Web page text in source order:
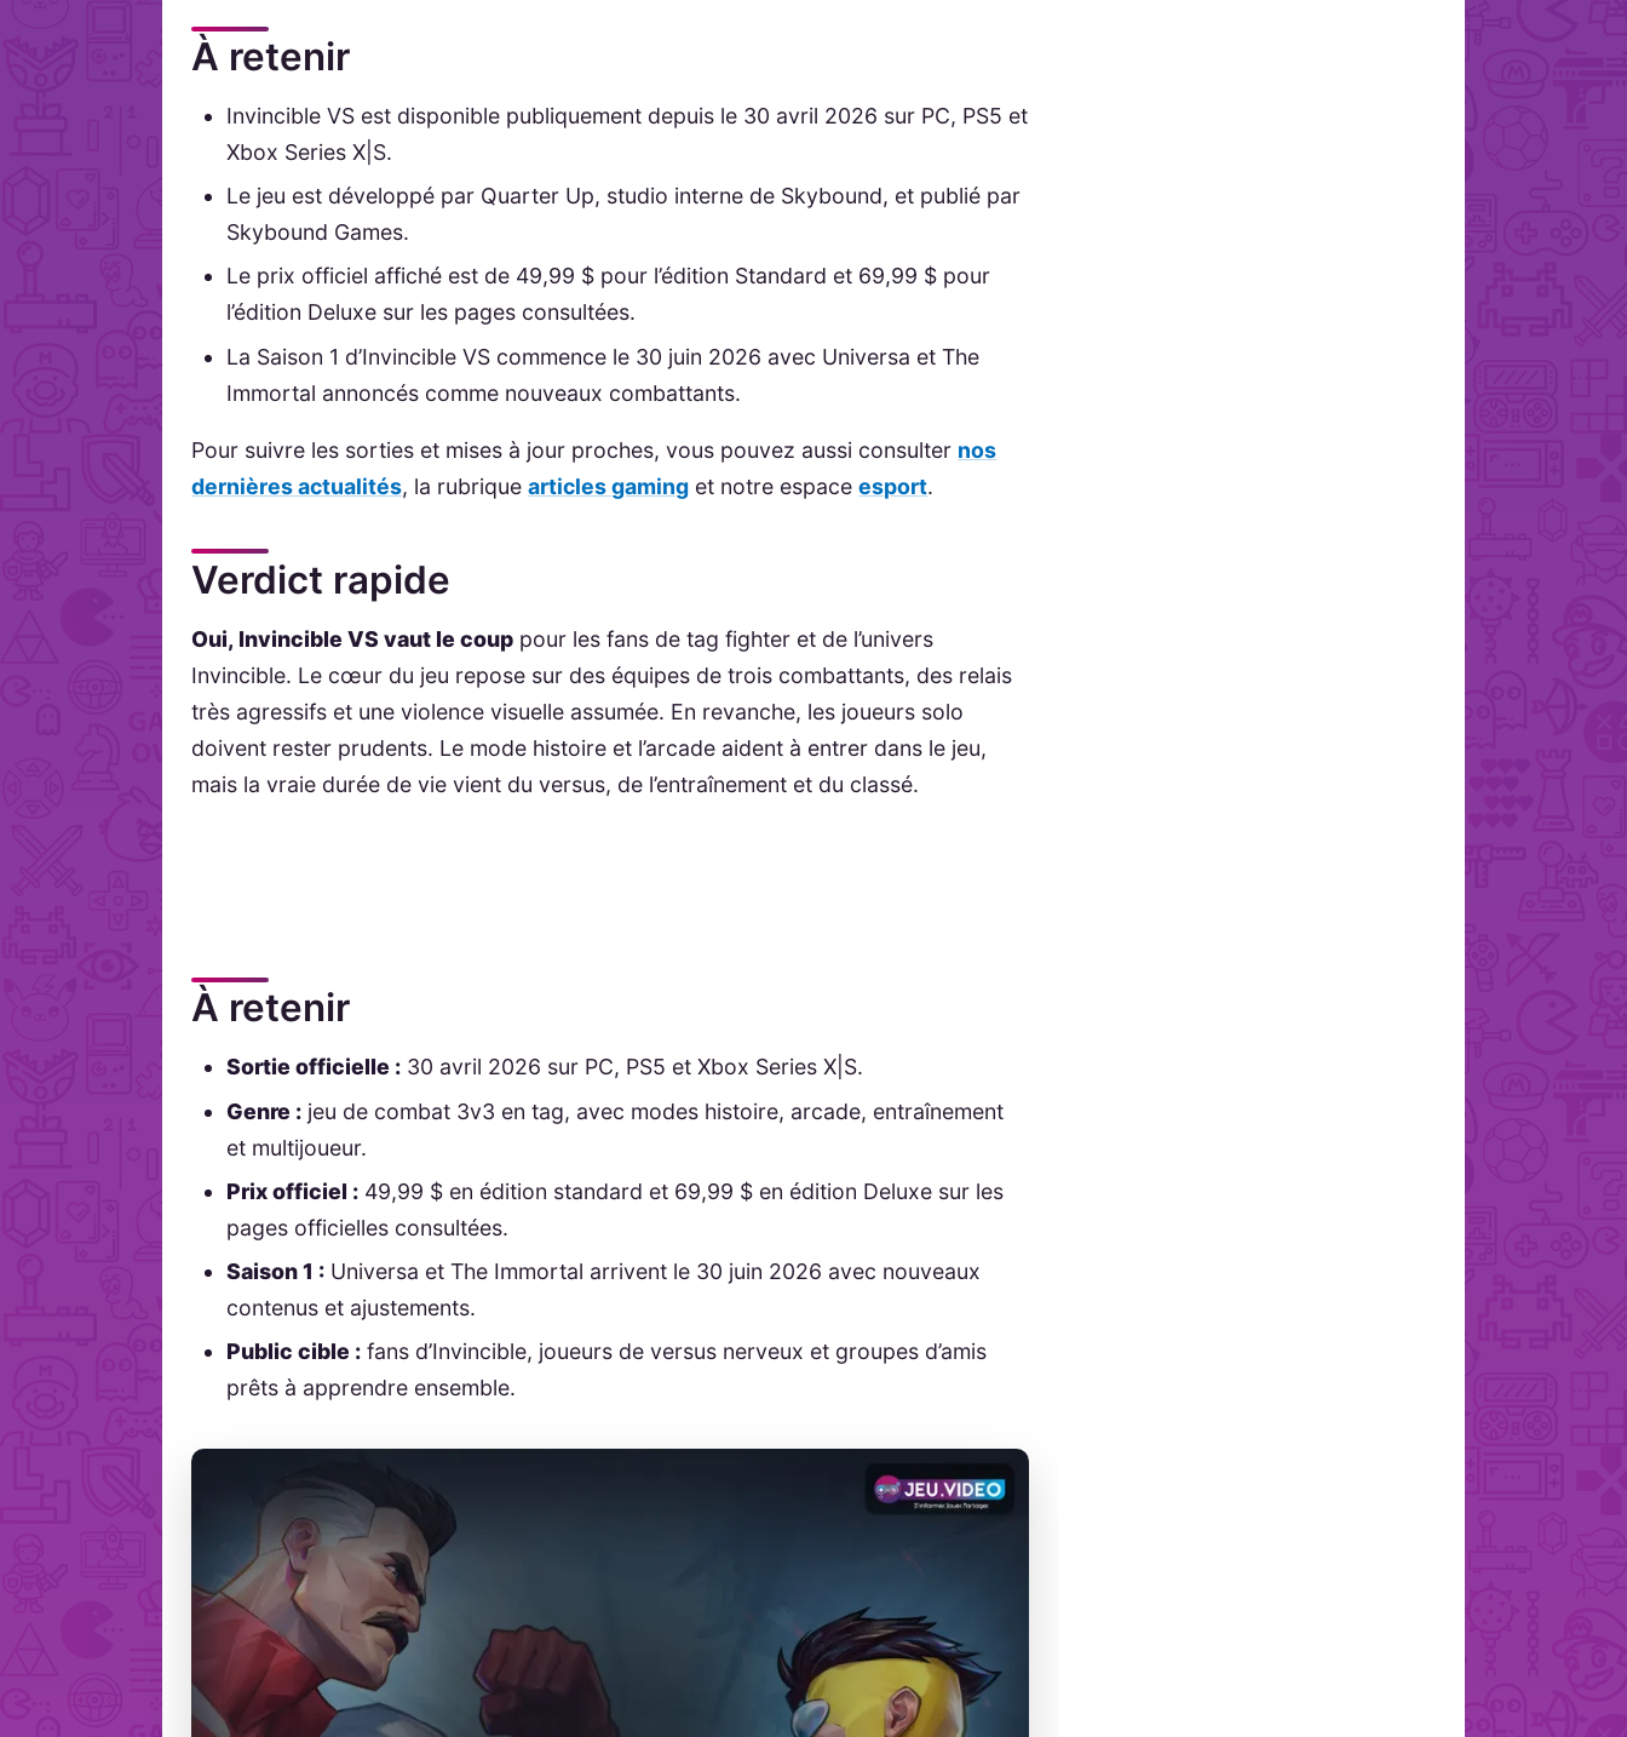
À retenir
Invincible VS est disponible publiquement depuis le 30 avril 2026 sur PC, PS5 et
Xbox Series X|S.
Le jeu est développé par Quarter Up, studio interne de Skybound, et publié par
Skybound Games.
Le prix officiel affiché est de 49,99 $ pour l’édition Standard et 69,99 $ pour
l’édition Deluxe sur les pages consultées.
La Saison 1 d’Invincible VS commence le 30 juin 2026 avec Universa et The
Immortal annoncés comme nouveaux combattants.
Pour suivre les sorties et mises à jour proches, vous pouvez aussi consulter nos
dernières actualités, la rubriquearticles gaming et notre espaceesport.
Verdict rapide
Oui, Invincible VS vaut le coup pour les fans de tag fighter et de l’univers
Invincible. Le cœur du jeu repose sur des équipes de trois combattants, des relais
très agressifs et une violence visuelle assumée. En revanche, les joueurs solo
doivent rester prudents. Le mode histoire et l’arcade aident à entrer dans le jeu,
mais la vraie durée de vie vient du versus, de l’entraînement et du classé.
À retenir
Sortie officielle : 30 avril 2026 sur PC, PS5 et Xbox Series X|S.
Genre : jeu de combat 3v3 en tag, avec modes histoire, arcade, entraînement
et multijoueur.
Prix officiel : 49,99 $ en édition standard et 69,99 $ en édition Deluxe sur les
pages officielles consultées.
Saison 1 : Universa et The Immortal arrivent le 30 juin 2026 avec nouveaux
contenus et ajustements.
Public cible : fans d’Invincible, joueurs de versus nerveux et groupes d’amis
prêts à apprendre ensemble.